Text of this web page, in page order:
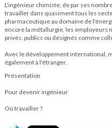
L'ingénieur chimiste, de par ses
travailler dans quasiment tous les
pharmaceutique au domaine de
encore la métallurgie, les employeurs
privés, publics ou désignés comme
Avec le développement international,
également à l'étranger.
Présentation
Pour devenir ingénieur
Où travailler ?